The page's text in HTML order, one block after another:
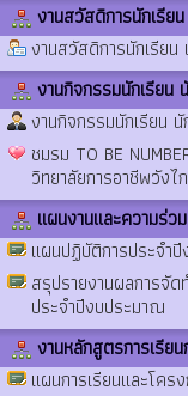
งานสวัสดิการนักเรีย
งานสวัสดิการนักเรียน
งานกิจกรรมนักเรียน
งานกิจกรรมนักเรียน
ชมรม TO BE
วิทยาลัยการอาชีพวัง
แผนงานและความร่ว
แผนปฏิบัติการประจำ
สรุปรายงานผลการจัด
ประจำปีงบประมาณ
งานหลักสูตรการเรีย
แผนการเรียนและโคร